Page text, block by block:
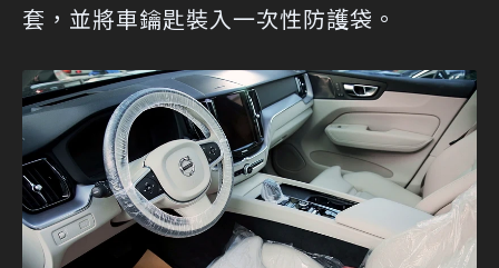
套，並將車鑰匙裝入一次性防護袋。